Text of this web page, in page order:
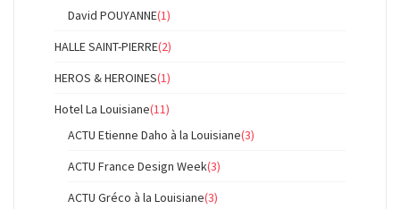
David POUYANNE(1)
HALLE SAINT-PIERRE(2)
HEROS & HEROINES(1)
Hotel La Louisiane(11)
ACTU Etienne Daho à la Louisiane(3)
ACTU France Design Week(3)
ACTU Gréco à la Louisiane(3)